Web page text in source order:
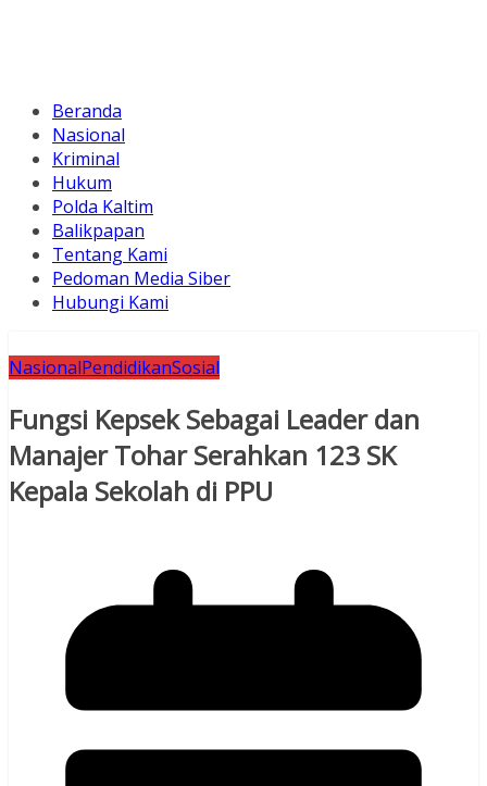
Beranda
Nasional
Kriminal
Hukum
Polda Kaltim
Balikpapan
Tentang Kami
Pedoman Media Siber
Hubungi Kami
NasionalPendidikanSosial
Fungsi Kepsek Sebagai Leader dan
Manajer Tohar Serahkan 123 SK
Kepala Sekolah di PPU